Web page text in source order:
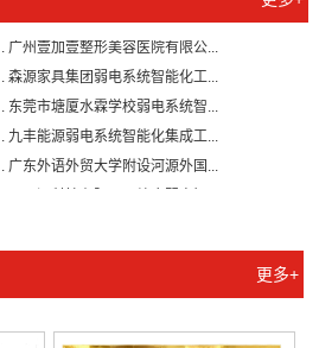
. 米兰公馆弱电智能化工程
. 广州壹加壹整形美容医院有限公...
更多+